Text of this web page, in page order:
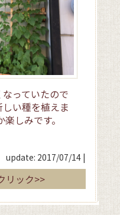
っていたので
い種を植えま
楽しみです。
update: 2017/07/14 |
リック>>